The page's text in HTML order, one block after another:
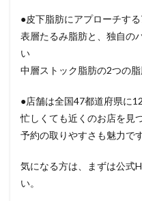
●皮下脂肪にアプローチす
表層たるみ脂肪と、独自の
い
中層ストック脂肪の2つの
●店舗は全国47都道府県に
忙しくても近くのお店を見
予約の取りやすさも魅力で
気になる方は、まずは公式
い。